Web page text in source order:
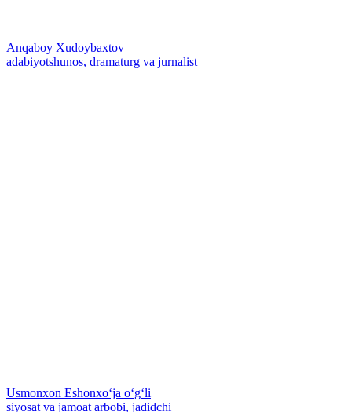
Anqaboy Xudoybaxtov
adabiyotshunos, dramaturg va jurnalist
Usmonxon Eshonxoʻja oʻgʻli
siyosat va jamoat arbobi, jadidchi